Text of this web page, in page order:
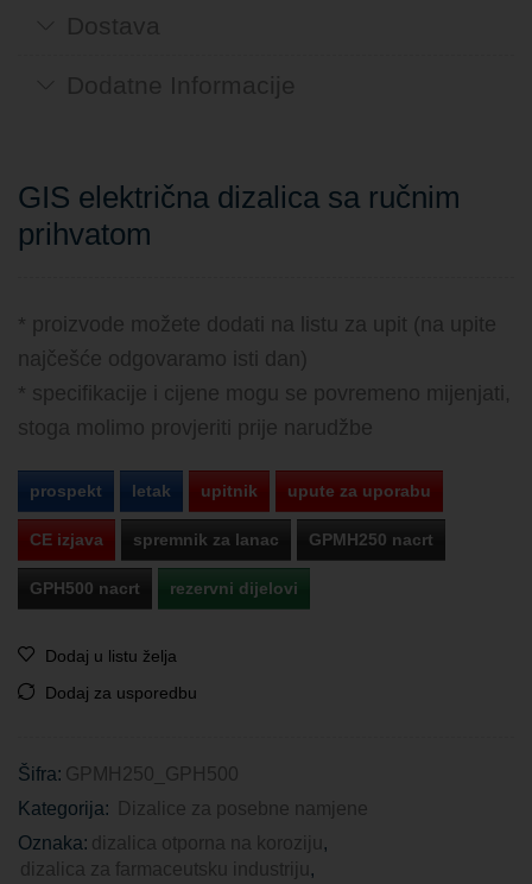
GIS električna dizalica sa ručnim
prihvatom
* proizvode možete dodati na listu za upit (na upite
najčešće odgovaramo isti dan)
* specifikacije i cijene mogu se povremeno mijenjati,
stoga molimo provjeriti prije narudžbe
prospekt letak upitnik upute za uporabu
CE izjava spremnik za lanac GPMH250 nacrt
GPH500 nacrt rezervni dijelovi
Dodaj u listu želja
Dodaj za usporedbu
Šifra: GPMH250_GPH500
Kategorija:
Dizalice za posebne namjene
Oznaka: dizalica otporna na koroziju ,
dizalica za farmaceutsku industriju ,